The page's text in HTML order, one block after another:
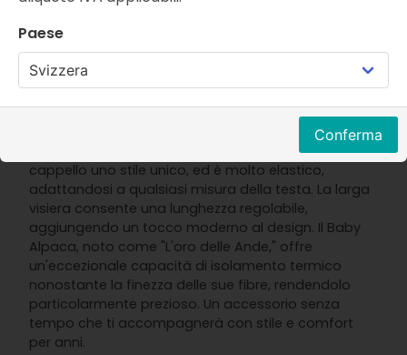
Un classico rivisitato, realizzato con le più pregiate
fibre di lusso:
Il più morbido Baby Alpaca lavorato a maglia in un
grosso punto a coste 2 fili conferisce a questo
cappello uno stile unico, ed è molto elastico,
adattandosi a qualsiasi misura della testa. La larga
visiera consente una lunghezza regolabile,
aggiungendo un tocco moderno al design. Il Baby
Alpaca, noto come "L'oro delle Ande," offre
un'eccezionale capacità di isolamento termico
nonostante la finezza delle sue fibre, rendendolo
particolarmente prezioso. Un accessorio senza
tempo che ti accompagnerà con stile e comfort
per anni.
Paese
Conferma